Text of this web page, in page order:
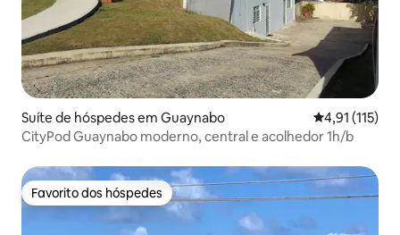
Suíte de hóspedes em Guaynabo Classificação
4,91 (115)
CityPod Guaynabo moderno, central e acolhedor 1h/b
Favorito dos hóspedes
Favorito dos hóspedes